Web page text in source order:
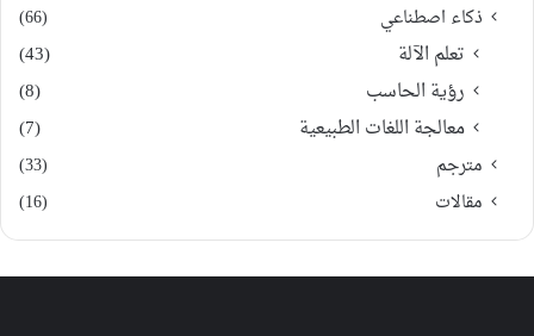
ذكاء اصطناعي (66)
تعلم الآلة
(43)
رؤية الحاسب
(8)
معالجة اللغات الطبيعية
(7)
مترجم
(33)
مقالات
(16)